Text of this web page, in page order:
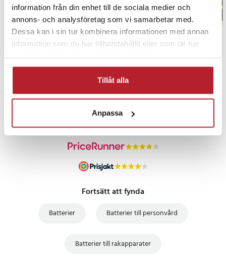
information från din enhet till de sociala medier och
annons- och analysföretag som vi samarbetar med.
Dessa kan i sin tur kombinera informationen med annan
information som du har tillhandahållit eller som de har
Tillåt alla
Anpassa
PRISGARANTI
Fortsätt att fynda
Batterier Batterier till personvård
Batterier till rakapparater